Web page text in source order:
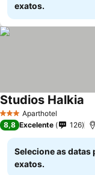
exatos.
3 EstrelasAparthotel
Studios Halkia
8,8 Excelente 126
Selecione as datas
exatos.